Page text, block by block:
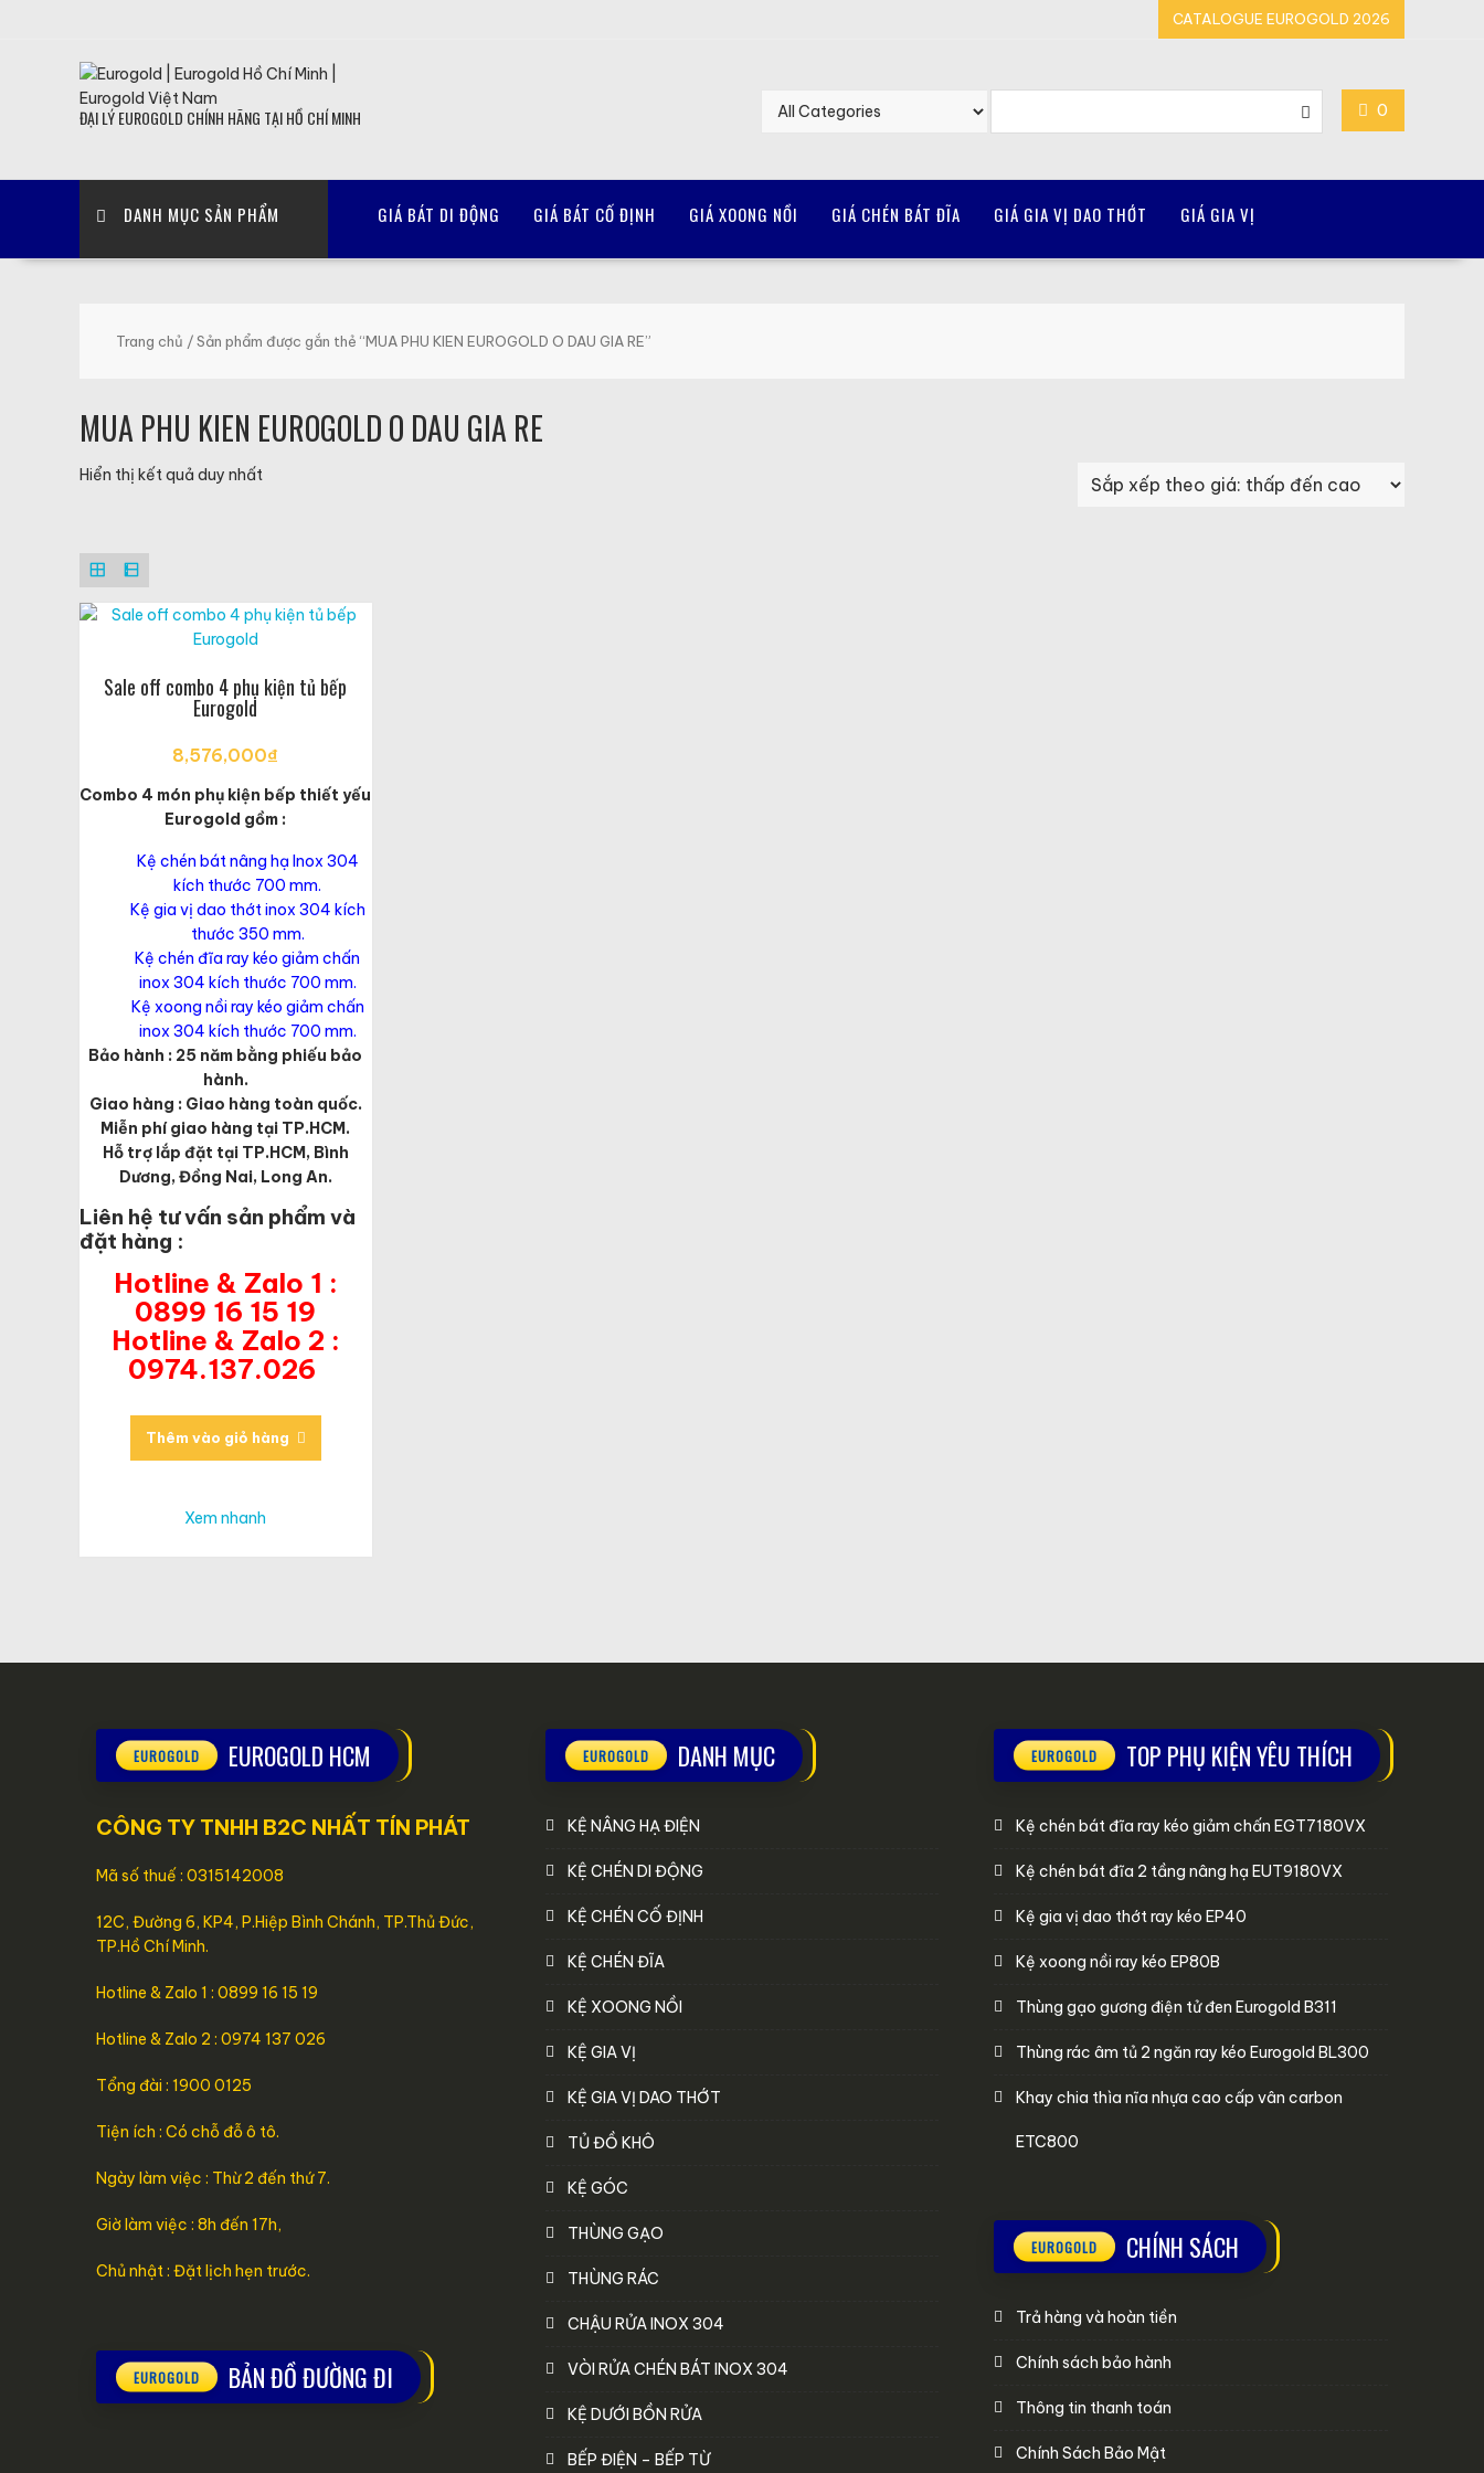
CATALOGUE EUROGOLD 2026
ĐẠI LÝ EUROGOLD CHÍNH HÃNG TẠI HỒ CHÍ MINH 0
DANH MỤC SẢN PHẨM GIÁ BÁT DI ĐỘNG GIÁ BÁT CỐ ĐỊNH GIÁ XOONG NỒI GIÁ CHÉN BÁT ĐĨA GIÁ GIA VỊ DAO THỚT GIÁ GIA VỊ
Trang chủ / Sản phẩm được gắn thẻ “MUA PHU KIEN EUROGOLD O DAU GIA RE”
MUA PHU KIEN EUROGOLD O DAU GIA RE
Hiển thị kết quả duy nhất
Sale off combo 4 phụ kiện tủ bếp
Eurogold
8,576,000₫
Combo 4 món phụ kiện bếp thiết yếu
Eurogold gồm :
Kệ chén bát nâng hạ Inox 304
kích thước 700 mm.
Kệ gia vị dao thớt inox 304 kích
thước 350 mm.
Kệ chén đĩa ray kéo giảm chấn
inox 304 kích thước 700 mm.
Kệ xoong nồi ray kéo giảm chấn
inox 304 kích thước 700 mm.
Bảo hành : 25 năm bằng phiếu bảo
hành.
Giao hàng : Giao hàng toàn quốc.
Miễn phí giao hàng tại TP.HCM.
Hỗ trợ lắp đặt tại TP.HCM, Bình
Dương, Đồng Nai, Long An.
Liên hệ tư vấn sản phẩm và
đặt hàng :
Hotline & Zalo 1 :
0899 16 15 19
Hotline & Zalo 2 :
0974.137.026
Thêm vào giỏ hàng
Xem nhanh
EUROGOLD HCM
CÔNG TY TNHH B2C NHẤT TÍN PHÁT
Mã số thuế : 0315142008
12C, Đường 6, KP4, P.Hiệp Bình Chánh, TP.Thủ Đức,
TP.Hồ Chí Minh.
Hotline & Zalo 1 : 0899 16 15 19
Hotline & Zalo 2 : 0974 137 026
Tổng đài : 1900 0125
Tiện ích : Có chỗ đỗ ô tô.
Ngày làm việc : Thừ 2 đến thứ 7.
Giờ làm việc : 8h đến 17h,
Chủ nhật : Đặt lịch hẹn trước.
BẢN ĐỒ ĐƯỜNG ĐI
DANH MỤC
KỆ NÂNG HẠ ĐIỆN
KỆ CHÉN DI ĐỘNG
KỆ CHÉN CỐ ĐỊNH
KỆ CHÉN ĐĨA
KỆ XOONG NỒI
KỆ GIA VỊ
KỆ GIA VỊ DAO THỚT
TỦ ĐỒ KHÔ
KỆ GÓC
THÙNG GẠO
THÙNG RÁC
CHẬU RỬA INOX 304
VÒI RỬA CHÉN BÁT INOX 304
KỆ DƯỚI BỒN RỬA
BẾP ĐIỆN – BẾP TỪ
TOP PHỤ KIỆN YÊU THÍCH
Kệ chén bát đĩa ray kéo giảm chấn EGT7180VX
Kệ chén bát đĩa 2 tầng nâng hạ EUT9180VX
Kệ gia vị dao thớt ray kéo EP40
Kệ xoong nồi ray kéo EP80B
Thùng gạo gương điện tử đen Eurogold B311
Thùng rác âm tủ 2 ngăn ray kéo Eurogold BL300
Khay chia thìa nĩa nhựa cao cấp vân carbon
ETC800
CHÍNH SÁCH
Trả hàng và hoàn tiền
Chính sách bảo hành
Thông tin thanh toán
Chính Sách Bảo Mật